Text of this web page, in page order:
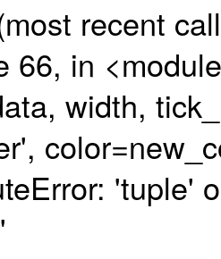
recent
66, in
width,
'tuple'